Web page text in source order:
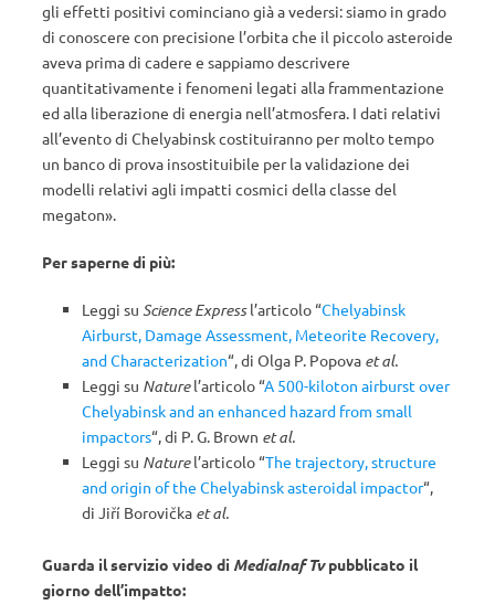
gli effetti positivi cominciano già a vedersi: siamo in grado
di conoscere con precisione l’orbita che il piccolo asteroide
aveva prima di cadere e sappiamo descrivere
quantitativamente i fenomeni legati alla frammentazione
ed alla liberazione di energia nell’atmosfera. I dati relativi
all’evento di Chelyabinsk costituiranno per molto tempo
un banco di prova insostituibile per la validazione dei
modelli relativi agli impatti cosmici della classe del
megaton».
Per saperne di più:
Leggi su Science Expressl’articolo “Chelyabinsk
Airburst, Damage Assessment, Meteorite Recovery,
and Characterization“, di Olga P. Popova et al.
Leggi su Naturel’articolo “A 500-kiloton airburst over
Chelyabinsk and an enhanced hazard from small
impactors“, di P. G. Brown et al.
Leggi su Naturel’articolo “The trajectory, structure
and origin of the Chelyabinsk asteroidal impactor“,
di Jiří Borovička et al.
Guarda il servizio video di MediaInaf Tvpubblicato il
giorno dell’impatto: